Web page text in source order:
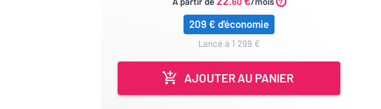
209 € d'économie
lancé à 1 299 €
AJOUTER AU PANIER